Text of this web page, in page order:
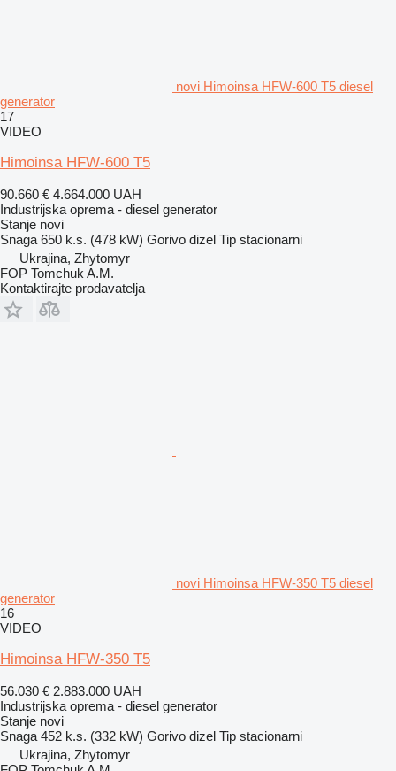
novi Himoinsa HFW-600 T5 diesel
generator
17
VIDEO
Himoinsa HFW-600 T5
90.660 € 4.664.000 UAH
Industrijska oprema - diesel generator
Stanje novi
Snaga 650 k.s. (478 kW) Gorivo dizel Tip stacionarni
Ukrajina, Zhytomyr
FOP Tomchuk A.M.
Kontaktirajte prodavatelja
novi Himoinsa HFW-350 T5 diesel
generator
16
VIDEO
Himoinsa HFW-350 T5
56.030 € 2.883.000 UAH
Industrijska oprema - diesel generator
Stanje novi
Snaga 452 k.s. (332 kW) Gorivo dizel Tip stacionarni
Ukrajina, Zhytomyr